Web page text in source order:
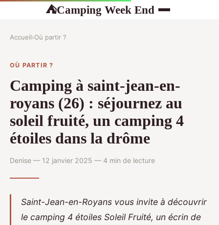
⛺Camping Week End
Accueil›Où partir ?
OÙ PARTIR ?
Camping à saint-jean-en-
royans (26) : séjournez au
soleil fruité, un camping 4
étoiles dans la drôme
Denise — 12 janvier 2025 — 4 min de lecture
Saint-Jean-en-Royans vous invite à découvrir
le camping 4 étoiles Soleil Fruité, un écrin de